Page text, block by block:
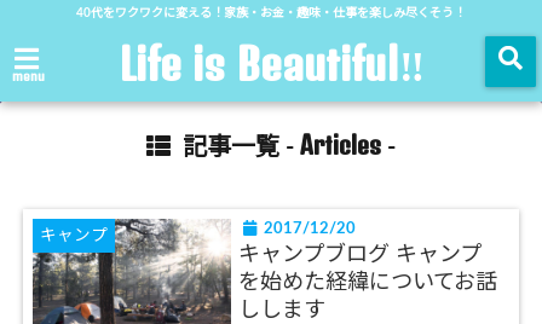
40代をワクワクに変える！家族・お金・趣味・仕事を楽しみ尽くそう！
menu Life is Beautiful‼︎
記事一覧 - Articles -
キャンプ 2017/12/20
キャンプブログ キャンプ
を始めた経緯についてお話
しします